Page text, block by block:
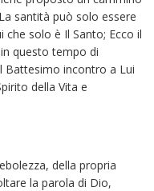
santità può solo essere
solo è Il Santo; Ecco il
questo tempo di
Battesimo incontro a Lui
della Vita e
della propria
la parola di Dio,